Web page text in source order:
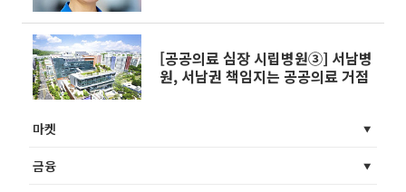
[공공의료 심장 시립병원③] 서남병
원, 서남권 책임지는 공공의료 거점
마켓
금융